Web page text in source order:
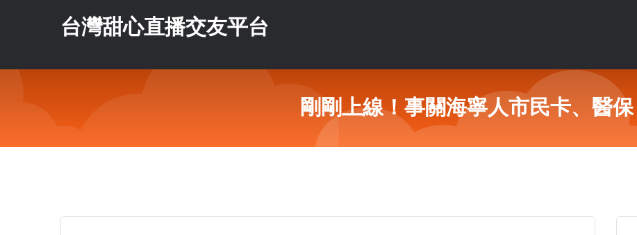
台灣甜心直播交友平台
剛剛上線！事關海寧人市民卡、醫保